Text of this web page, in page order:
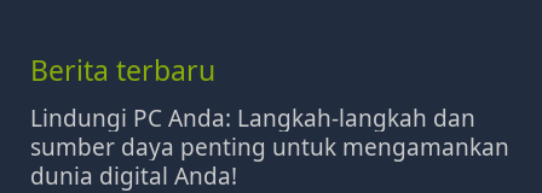
Berita terbaru
Lindungi PC Anda: Langkah-langkah dan
sumber daya penting untuk mengamankan
dunia digital Anda!